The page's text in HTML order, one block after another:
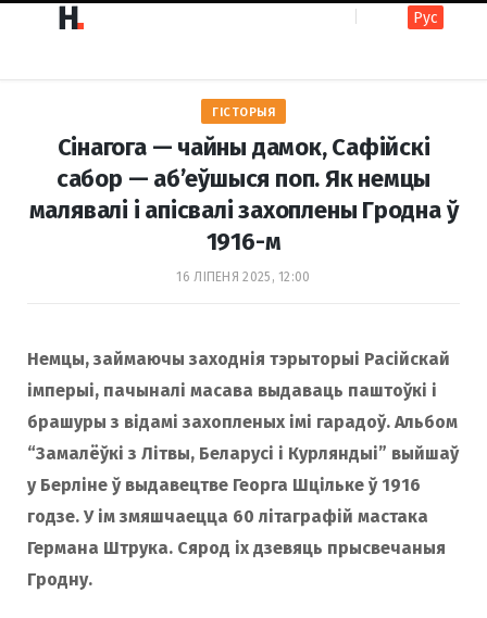
c
b
o
s
a
g
r
Рус
ГІСТОРЫЯ
Сінагога — чайны дамок, Сафійскі
сабор — аб’еўшыся поп. Як немцы
малявалі і апісвалі захоплены Гродна ў
1916-м
16 ЛІПЕНЯ 2025, 12:00
Немцы, займаючы заходнія тэрыторыі Расійскай
імперыі, пачыналі масава выдаваць паштоўкі і
брашуры з відамі захопленых імі гарадоў. Альбом
“Замалёўкі з Літвы, Беларусі і Курляндыі” выйшаў
у Берліне ў выдавецтве Георга Шцільке ў 1916
годзе. У ім змяшчаецца 60 літаграфій мастака
Германа Штрука. Сярод іх дзевяць прысвечаныя
Гродну.